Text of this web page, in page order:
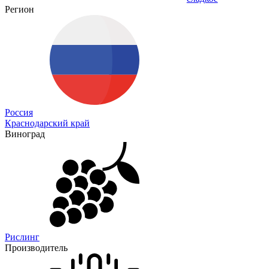
Регион
Россия
Краснодарский край
Виноград
Рислинг
Производитель